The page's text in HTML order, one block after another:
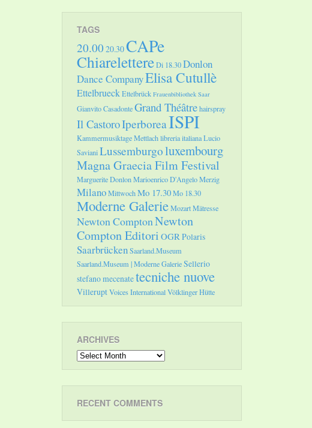
TAGS
20.00 20.30CAPe
ChiarelettereDi 18.30Donlon
Dance CompanyElisa Cutullè
EttelbrueckEttelbrück Frauenbibliothek Saar
Gianvito CasadonteGrand Théâtrehairspray
Il CastoroIperboreaISPI
Kammermusiktage Mettlachlibreria italianaLucio
SavianiLussemburgoluxembourg
Magna Graecia Film Festival
Marguerite DonlonMarioenrico D'AngeloMerzig
MilanoMittwochMo 17.30Mo 18.30
Moderne GalerieMozartMätresse
Newton ComptonNewton
Compton Editori OGRPolaris
SaarbrückenSaarland.Museum
Saarland.Museum | Moderne GalerieSellerio
stefano mecenatetecniche nuove
VilleruptVoices InternationalVölklinger Hütte
ARCHIVES
Archives
RECENT COMMENTS